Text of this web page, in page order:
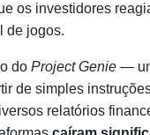
os investidores
de jogos.
do Project Genie —
de simples
relatórios